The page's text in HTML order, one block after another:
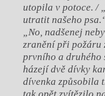
utopila v potoce. /
utratit našeho
„No, nadšenej
zranění při požáru
prvního a druhého
házejí dvě dívky
dívenka způsobila